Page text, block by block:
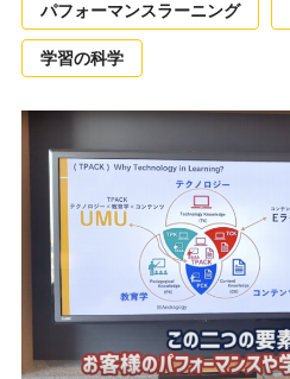
パフォーマンスラーニング
学習の科学